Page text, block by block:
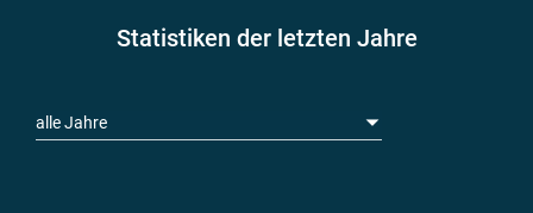
Statistiken der letzten Jahre
alle Jahre